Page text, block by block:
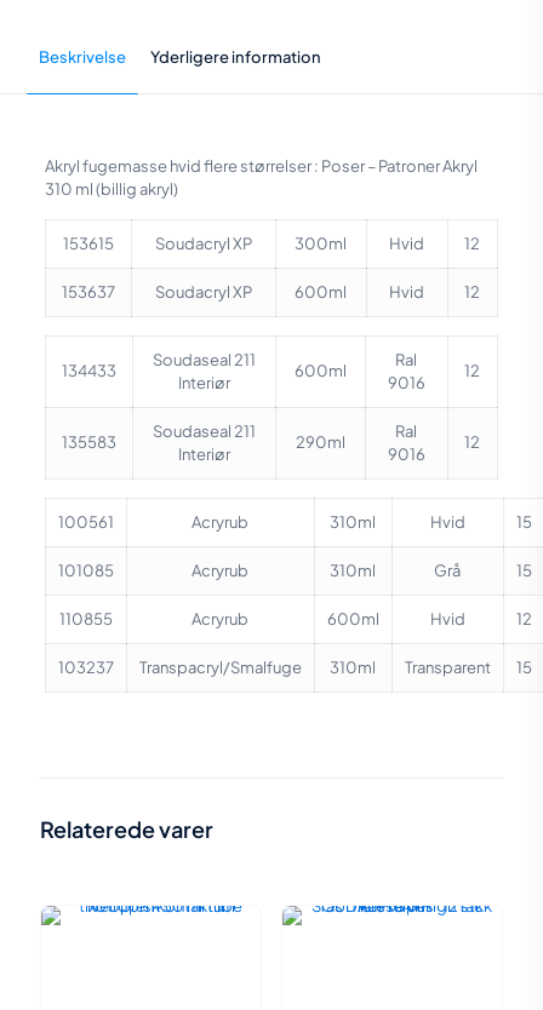
Beskrivelse Yderligere information
Akryl fugemasse hvid flere størrelser : Poser – Patroner Akryl
310 ml (billig akryl)
153615 Soudacryl XP 300ml Hvid 12
153637 Soudacryl XP 600ml Hvid 12
134433
Soudaseal 211
Interiør
600ml
Ral
9016
12
135583
Soudaseal 211
Interiør
290ml
Ral
9016
12
100561 Acryrub 310ml Hvid 15
101085 Acryrub 310ml Grå 15
110855 Acryrub 600ml Hvid 12
103237 Transpacryl/Smalfuge 310ml Transparent 15
indvendig 290 ml
Relaterede varer